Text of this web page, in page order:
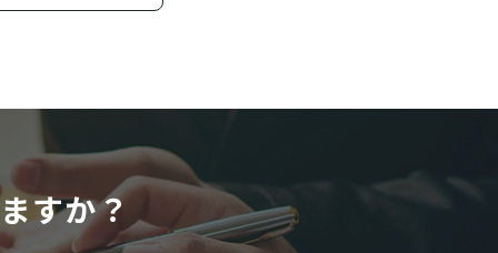
すか？